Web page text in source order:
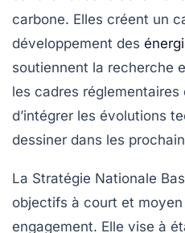
carbone. Elles créent un
développement des
soutiennent la recherche
les cadres
d’intégrer les évolutions
dessiner dans les
La Stratégie Nationale
objectifs à court et
engagement. Elle vise à